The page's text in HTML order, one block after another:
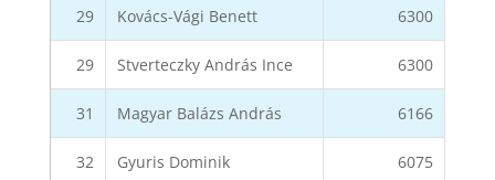
29 Kovács-Vági Benett 6300
29 Stverteczky András Ince 6300
31 Magyar Balázs András 6166
32 Gyuris Dominik 6075